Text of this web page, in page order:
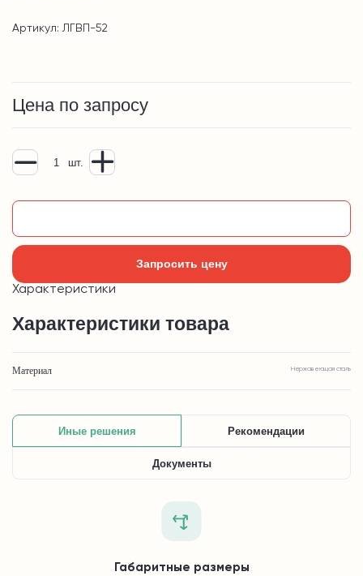
Артикул: ЛГВП-52
Цена по запросу
шт.
Запросить цену
Характеристики
Характеристики товара
Материал Нержавеющая сталь
Иные решения Рекомендации
Документы
Габаритные размеры